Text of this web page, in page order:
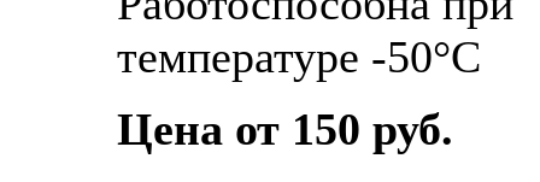
температуре -50°С
Цена от 150 руб.